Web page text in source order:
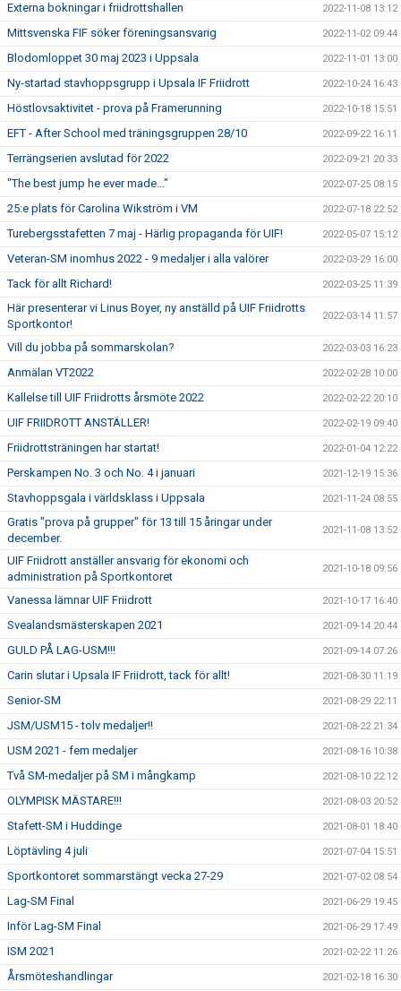
Externa bokningar i friidrottshallen 2022-11-08 13:12
Mittsvenska FIF söker föreningsansvarig 2022-11-02 09:44
Blodomloppet 30 maj 2023 i Uppsala 2022-11-01 13:00
Ny-startad stavhoppsgrupp i Upsala IF Friidrott 2022-10-24 16:43
Höstlovsaktivitet - prova på Framerunning 2022-10-18 15:51
EFT - After School med träningsgruppen 28/10 2022-09-22 16:11
Terrängserien avslutad för 2022 2022-09-21 20:33
"The best jump he ever made..." 2022-07-25 08:15
25:e plats för Carolina Wikström i VM 2022-07-18 22:52
Turebergsstafetten 7 maj - Härlig propaganda för UIF! 2022-05-07 15:12
Veteran-SM inomhus 2022 - 9 medaljer i alla valörer 2022-03-29 16:00
Tack för allt Richard! 2022-03-25 11:39
Här presenterar vi Linus Boyer, ny anställd på UIF Friidrotts
Sportkontor!
2022-03-14 11:57
Vill du jobba på sommarskolan? 2022-03-03 16:23
Anmälan VT2022 2022-02-28 10:00
Kallelse till UIF Friidrotts årsmöte 2022 2022-02-22 20:10
UIF FRIIDROTT ANSTÄLLER! 2022-02-19 09:40
Friidrottsträningen har startat! 2022-01-04 12:22
Perskampen No. 3 och No. 4 i januari 2021-12-19 15:36
Stavhoppsgala i världsklass i Uppsala 2021-11-24 08:55
Gratis "prova på grupper" för 13 till 15 åringar under
december.
2021-11-08 13:52
UIF Friidrott anställer ansvarig för ekonomi och
administration på Sportkontoret
2021-10-18 09:56
Vanessa lämnar UIF Friidrott 2021-10-17 16:40
Svealandsmästerskapen 2021 2021-09-14 20:44
GULD PÅ LAG-USM!!! 2021-09-14 07:26
Carin slutar i Upsala IF Friidrott, tack för allt! 2021-08-30 11:19
Senior-SM 2021-08-29 22:11
JSM/USM15 - tolv medaljer!! 2021-08-22 21:34
USM 2021 - fem medaljer 2021-08-16 10:38
Två SM-medaljer på SM i mångkamp 2021-08-10 22:12
OLYMPISK MÄSTARE!!! 2021-08-03 20:52
Stafett-SM i Huddinge 2021-08-01 18:40
Löptävling 4 juli 2021-07-04 15:51
Sportkontoret sommarstängt vecka 27-29 2021-07-02 08:54
Lag-SM Final 2021-06-29 19:45
Inför Lag-SM Final 2021-06-29 17:49
ISM 2021 2021-02-22 11:26
Årsmöteshandlingar 2021-02-18 16:30